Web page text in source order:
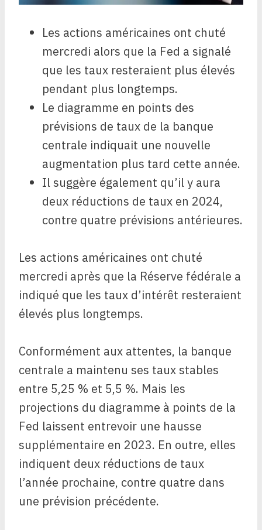
Les actions américaines ont chuté
mercredi alors que la Fed a signalé
que les taux resteraient plus élevés
pendant plus longtemps.
Le diagramme en points des
prévisions de taux de la banque
centrale indiquait une nouvelle
augmentation plus tard cette année.
Il suggère également qu’il y aura
deux réductions de taux en 2024,
contre quatre prévisions antérieures.
Les actions américaines ont chuté
mercredi après que la Réserve fédérale a
indiqué que les taux d’intérêt resteraient
élevés plus longtemps.
Conformément aux attentes, la banque
centrale a maintenu ses taux stables
entre 5,25 % et 5,5 %. Mais les
projections du diagramme à points de la
Fed laissent entrevoir une hausse
supplémentaire en 2023. En outre, elles
indiquent deux réductions de taux
l’année prochaine, contre quatre dans
une prévision précédente.